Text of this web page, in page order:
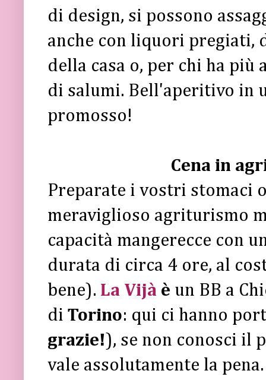
di design, si possono
anche con liquori pregiati,
della casa o, per chi ha
di salumi. Bell'aperitivo in
promosso!
Cena in
Preparate i vostri stomaci
meraviglioso agriturismo
capacità mangerecce con
durata di circa 4 ore, al
bene). La Vijà è un BB a
di Torino: qui ci hanno
grazie!), se non conosci il
vale assolutamente la